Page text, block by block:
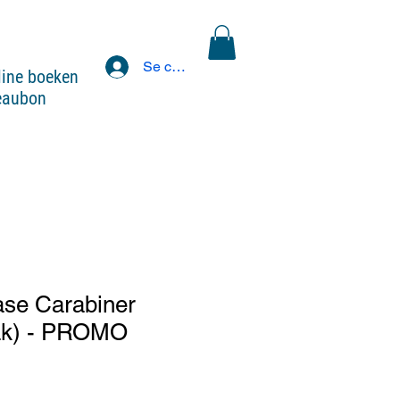
boeken
Se connecter
Carabiner
- PROMO